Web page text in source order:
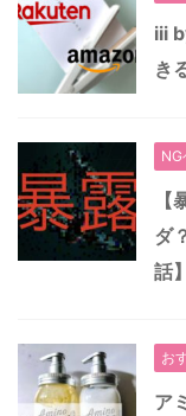
iii
き
NG
ダ
話】
お
ア